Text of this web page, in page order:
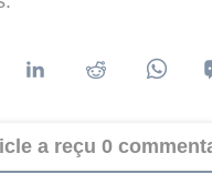
a reçu 0